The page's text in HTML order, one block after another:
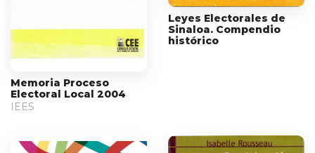
Memoria Proceso
Electoral Local 2004
IEES
Leyes Electorales de
Sinaloa. Compendio
histórico